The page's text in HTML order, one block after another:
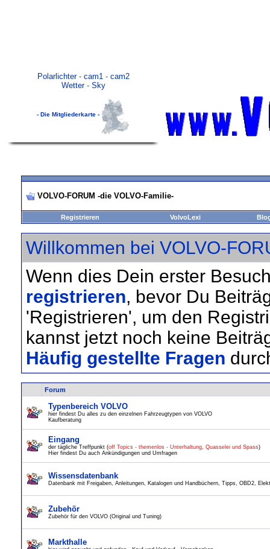
Polarlichter- cam1- cam2
Wetter- Sky
- Die Mitgliederkarte -
VOLVO-FORUM -die VOLVO-Familie-
Registrieren VolvoLexi
Willkommen bei VOLVO-
Wenn dies Dein erster
registrieren, bevor Du
'Registrieren', um den
kannst jetzt noch keine
Häufig gestellte Fragen
Forum
Typenbereich VOLVO
hier findest Du alles zu den einzelnen Fahrzeugtypen von VOLVO
Kaufberatung
Eingang
der tägliche Treffpunkt (off Topics - themenlos - Unterhaltung, Quasselei und Spass)
Hier findest Du auch Ankündigungen und Umfragen
Wissensdatenbank
Datenbank mit Freigaben, Anleitungen, Katalogen und Handbüchern, Tipps, OBD2,
Zubehör
Zubehör für den VOLVO (Original und Tuning)
Markthalle